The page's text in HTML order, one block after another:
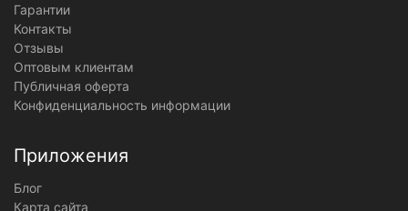
Гарантии
Контакты
Отзывы
Оптовым клиентам
Публичная оферта
Конфиденциальность информации
Приложения
Блог
Карта сайта